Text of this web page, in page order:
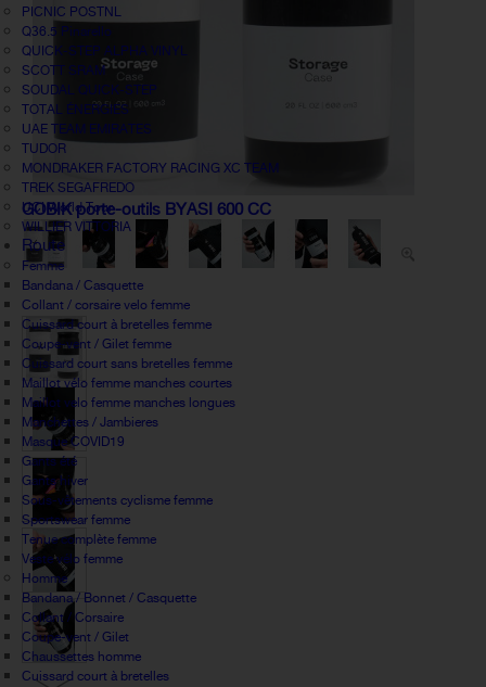
PICNIC POSTNL
Q36.5 Pinarello
QUICK-STEP ALPHA VINYL
SCOTT SRAM
SOUDAL QUICK-STEP
TOTAL ÉNERGIES
UAE TEAM EMIRATES
TUDOR
MONDRAKER FACTORY RACING XC TEAM
TREK SEGAFREDO
UCI World Tour
WILLIER VITTORIA
Route
Femme
Bandana / Casquette
Collant / corsaire velo femme
Cuissard court à bretelles femme
Coupe-vent / Gilet femme
Cuissard court sans bretelles femme
Maillot vélo femme manches courtes
Maillot velo femme manches longues
Manchettes / Jambieres
Masque COVID19
Gants été
Gants hiver
Sous-vêtements cyclisme femme
Sportswear femme
Tenue complète femme
Veste vélo femme
Homme
Bandana / Bonnet / Casquette
Collant / Corsaire
Coupe-vent / Gilet
Chaussettes homme
Cuissard court à bretelles
GOBIK porte-outils BYASI 600 CC